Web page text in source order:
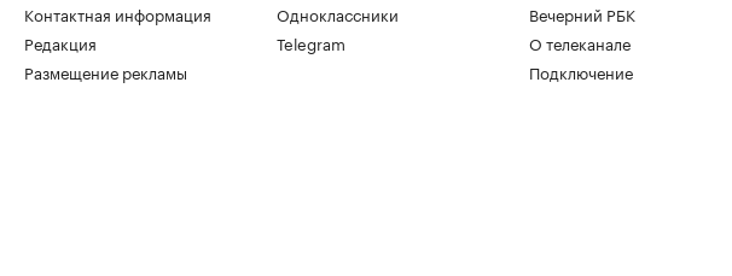
Контактная информация
Редакция
Размещение рекламы
Одноклассники
Telegram
Вечерний РБК
О телеканале
Подключение